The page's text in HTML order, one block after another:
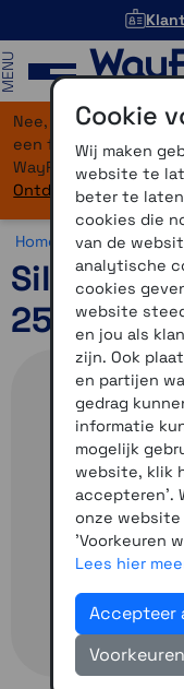
Nee, je bent niet
een flinke upgrade
WayPoint-service,
Ontdek hier wat er
Home >Accessoires
25/35
Cookie
Wij maken
website te
beter te
cookies die
van de
analytische
cookies
website
en jou als
zijn. Ook
en partijen
gedrag
informatie
mogelijk
website, klik
accepteren'.
onze website
'Voorkeuren
Lees hier
Accepteer